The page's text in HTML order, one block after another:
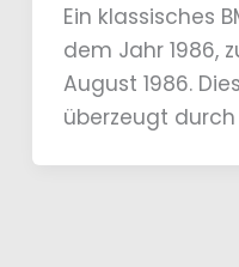
Ein klassisches
dem Jahr 1986,
August 1986.
überzeugt